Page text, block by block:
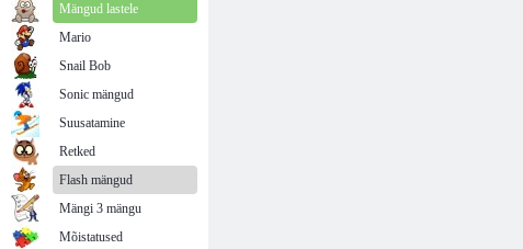
Mängud lastele
Mario
Snail Bob
Sonic mängud
Suusatamine
Retked
Flash mängud
Mängi 3 mängu
Mõistatused